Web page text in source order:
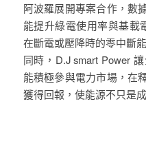
阿波羅展開專案合作，數
能提升綠電使用率與基載
在斷電或壓降時的零中斷
同時，D.J smart Power
能積極參與電力市場，在
獲得回報，使能源不只是